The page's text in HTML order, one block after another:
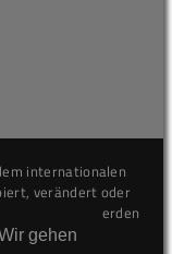
gehen
internationalen
verändert oder
Verstöße werden